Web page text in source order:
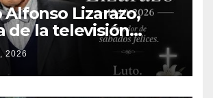
Alfonso Lizarazo,
de la televisión
2026